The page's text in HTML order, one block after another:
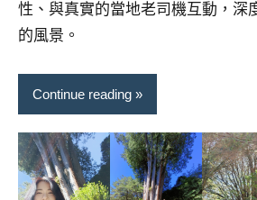
旅
遊
觀
光
局
性、與真實的當地老司機互動，深
的風景。
Continue reading